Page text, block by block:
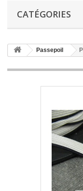
CATÉGORIES
Passepoil